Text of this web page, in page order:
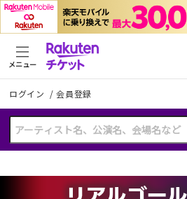
ログイン /会員登録
メニュー